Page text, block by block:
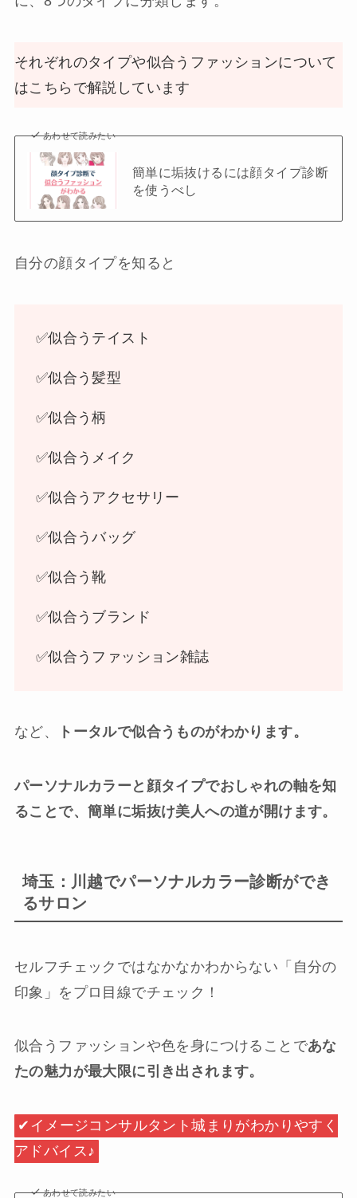
それぞれのタイプや似合うファッションについて
はこちらで解説しています
あわせて読みたい
簡単に垢抜けるには顔タイプ診断
を使うべし
自分の顔タイプを知ると
✅似合うテイスト
✅似合う髪型
✅似合う柄
✅似合うメイク
✅似合うアクセサリー
✅似合うバッグ
✅似合う靴
✅似合うブランド
✅似合うファッション雑誌
など、 トータルで似合うものがわかります。
パーソナルカラーと顔タイプでおしゃれの軸を知
ることで、簡単に垢抜け美人への道が開けます。
埼玉：川越でパーソナルカラー診断ができ
るサロン
セルフチェックではなかなかわからない「自分の
印象」をプロ目線でチェック！
似合うファッションや色を身につけることであな
たの魅力が最大限に引き出されます。
✔︎イメージコンサルタント城まりがわかりやすく
アドバイス♪
あわせて読みたい